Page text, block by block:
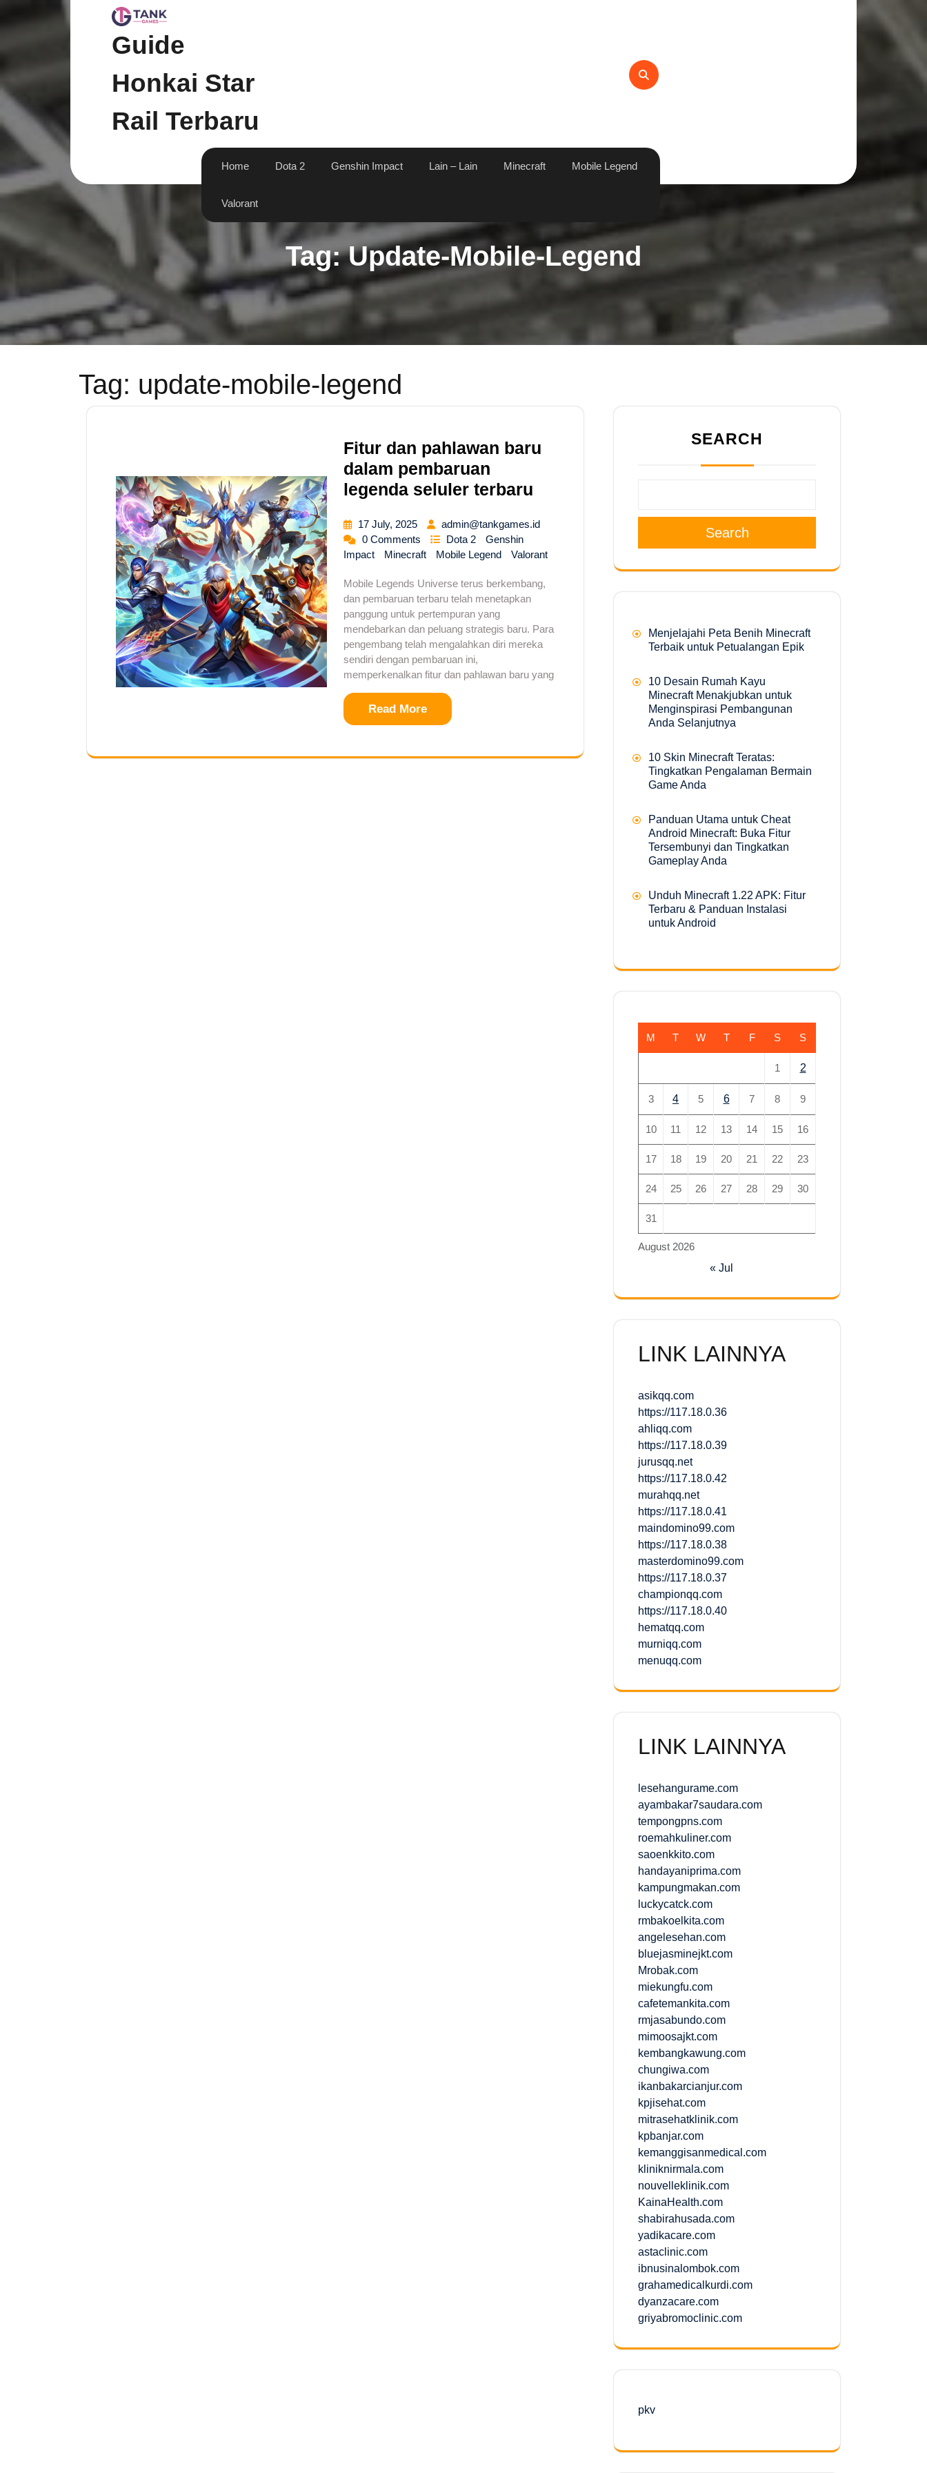
Guide
Honkai Star
Rail Terbaru
Home Dota 2 Genshin Impact Lain – Lain Minecraft Mobile Legend
Valorant
Tag:Update-Mobile-Legend
Tag: update-mobile-legend
Fitur dan pahlawan baru
dalam pembaruan
legenda seluler terbaru
17 July, 2025
admin@tankgames.id
0 Comments
Dota 2
Genshin
Impact
Minecraft Mobile Legend Valorant
Mobile Legends Universe terus berkembang,
dan pembaruan terbaru telah menetapkan
panggung untuk pertempuran yang
mendebarkan dan peluang strategis baru. Para
pengembang telah mengalahkan diri mereka
sendiri dengan pembaruan ini,
memperkenalkan fitur dan pahlawan baru yang
Read More
SEARCH
Search
Menjelajahi Peta Benih Minecraft
Terbaik untuk Petualangan Epik
10 Desain Rumah Kayu
Minecraft Menakjubkan untuk
Menginspirasi Pembangunan
Anda Selanjutnya
10 Skin Minecraft Teratas:
Tingkatkan Pengalaman Bermain
Game Anda
Panduan Utama untuk Cheat
Android Minecraft: Buka Fitur
Tersembunyi dan Tingkatkan
Gameplay Anda
Unduh Minecraft 1.22 APK: Fitur
Terbaru & Panduan Instalasi
untuk Android
August 2026
M T W T F S S
1 2
3 4 5 6 7 8 9
10 11 12 13 14 15 16
17 18 19 20 21 22 23
24 25 26 27 28 29 30
31
« Jul
LINK LAINNYA
asikqq.com
https://117.18.0.36
ahliqq.com
https://117.18.0.39
jurusqq.net
https://117.18.0.42
murahqq.net
https://117.18.0.41
maindomino99.com
https://117.18.0.38
masterdomino99.com
https://117.18.0.37
championqq.com
https://117.18.0.40
hematqq.com
murniqq.com
menuqq.com
LINK LAINNYA
lesehangurame.com
ayambakar7saudara.com
tempongpns.com
roemahkuliner.com
saoenkkito.com
handayaniprima.com
kampungmakan.com
luckycatck.com
rmbakoelkita.com
angelesehan.com
bluejasminejkt.com
Mrobak.com
miekungfu.com
cafetemankita.com
rmjasabundo.com
mimoosajkt.com
kembangkawung.com
chungiwa.com
ikanbakarcianjur.com
kpjisehat.com
mitrasehatklinik.com
kpbanjar.com
kemanggisanmedical.com
kliniknirmala.com
nouvelleklinik.com
KainaHealth.com
shabirahusada.com
yadikacare.com
astaclinic.com
ibnusinalombok.com
grahamedicalkurdi.com
dyanzacare.com
griyabromoclinic.com
pkv